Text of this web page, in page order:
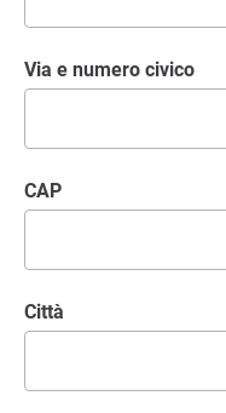
Via e numero civico
CAP
Città